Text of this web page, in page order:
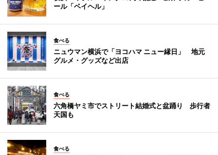
ール「ベイヘル」
食べる
ニュウマン横浜で「ヨコハマ ニュー縁日」 地元
グルメ・グッズなど出店
食べる
六角橋ヤミ市でストリート結婚式と盆踊り 歩行者
天国も
食べる